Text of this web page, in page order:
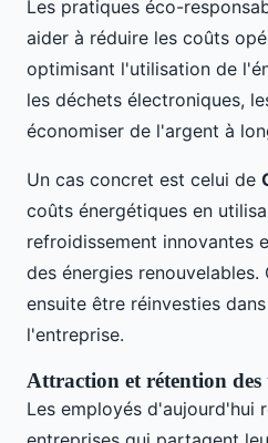
Les pratiques éco-
aider à réduire les coûts
optimisant l'utilisation de
les déchets électroniques,
économiser de l'argent à
Un cas concret est celui de
coûts énergétiques en
refroidissement innovantes
des énergies
ensuite être réinvesties
l'entreprise.
Attraction et rétention des
Les employés d'aujourd'hui